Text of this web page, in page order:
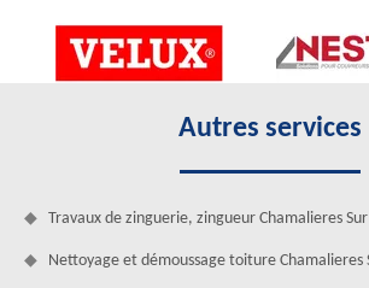
Autres services
Travaux de zinguerie, zingueur Chamalieres
Nettoyage et démoussage toiture Chamalieres